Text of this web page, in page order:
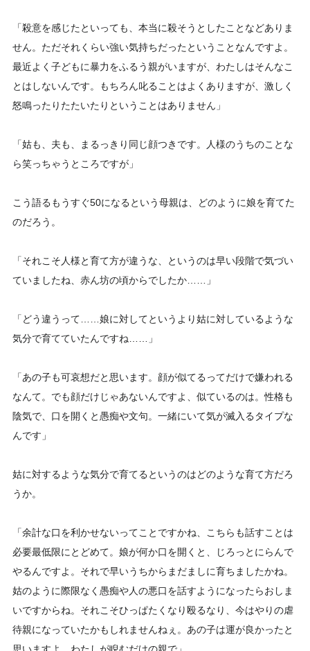
「殺意を感じたといっても、本当に殺そうとしたことなどありま
せん。ただそれくらい強い気持ちだったということなんですよ。
最近よく子どもに暴力をふるう親がいますが、わたしはそんなこ
とはしないんです。もちろん叱ることはよくありますが、激しく
怒鳴ったりたたいたりということはありません」
「姑も、夫も、まるっきり同じ顔つきです。人様のうちのことな
ら笑っちゃうところですが」
こう語るもうすぐ50になるという母親は、どのように娘を育てた
のだろう。
「それこそ人様と育て方が違うな、というのは早い段階で気づい
ていましたね、赤ん坊の頃からでしたか……」
「どう違うって……娘に対してというより姑に対しているような
気分で育てていたんですね……」
「あの子も可哀想だと思います。顔が似てるってだけで嫌われる
なんて。でも顔だけじゃあないんですよ、似ているのは。性格も
陰気で、口を開くと愚痴や文句。一緒にいて気が滅入るタイプな
んです」
姑に対するような気分で育てるというのはどのような育て方だろ
うか。
「余計な口を利かせないってことですかね、こちらも話すことは
必要最低限にとどめて。娘が何か口を開くと、じろっとにらんで
やるんですよ。それで早いうちからまだましに育ちましたかね。
姑のように際限なく愚痴や人の悪口を話すようになったらおしま
いですからね。それこそひっぱたくなり殴るなり、今はやりの虐
待親になっていたかもしれませんねぇ。あの子は運が良かったと